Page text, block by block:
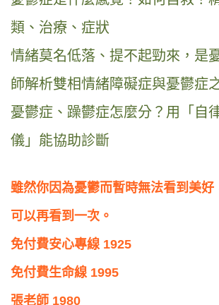
類、治療、症狀
情緒莫名低落、提不起勁來，是
師解析雙相情緒障礙症與憂鬱症
憂鬱症、躁鬱症怎麼分？用「自
儀」能協助診斷
雖然你因為憂鬱而暫時無法看到美好
可以再看到一次。
免付費安心專線 1925
免付費生命線 1995
張老師 1980